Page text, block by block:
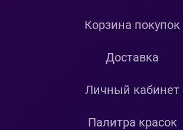
Корзина покупок
Доставка
Личный кабинет
Палитра красок